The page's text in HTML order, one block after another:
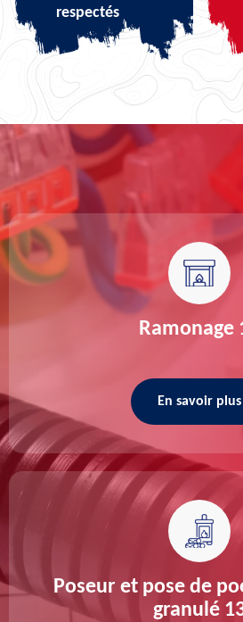
respectés
Ramonage
En savoir plus
Poseur et pose de
granulé